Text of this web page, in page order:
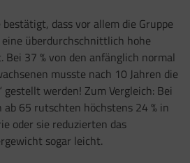
dass vor allem die Gruppe
überdurchschnittlich hohe
Bei 37 % von den anfänglich normal
musste nach 10 Jahren die
gestellt werden! Zum Vergleich: Bei
65 rutschten höchstens 24 % in
oder sie reduzierten das
sogar leicht.